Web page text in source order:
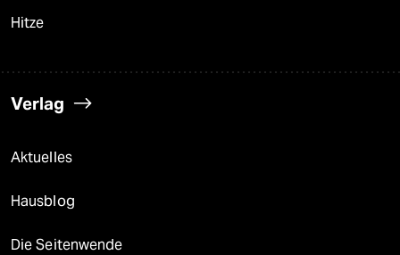
Hitze
Verlag
Aktuelles
Hausblog
Die Seitenwende